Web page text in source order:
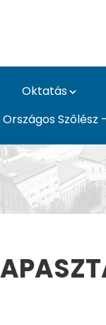
Oktatás
Országos
-